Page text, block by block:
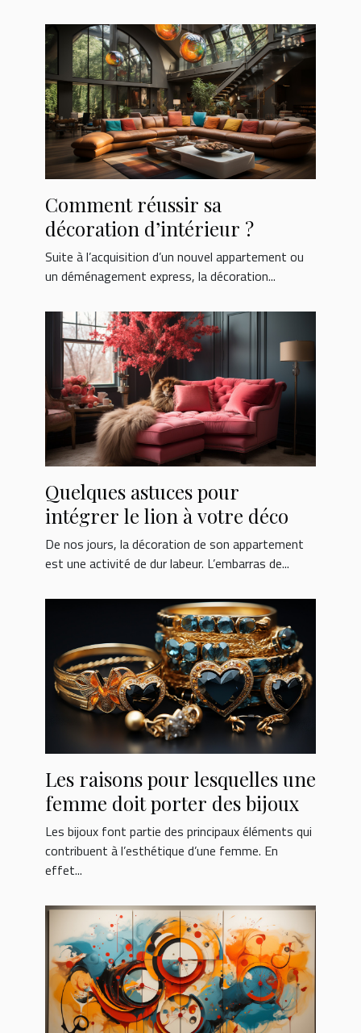
Comment réussir sa
décoration d’intérieur ?
Suite à l’acquisition d’un nouvel appartement ou
un déménagement express, la décoration...
Quelques astuces pour
intégrer le lion à votre déco
De nos jours, la décoration de son appartement
est une activité de dur labeur. L’embarras de...
Les raisons pour lesquelles une
femme doit porter des bijoux
Les bijoux font partie des principaux éléments qui
contribuent à l’esthétique d’une femme. En
effet...